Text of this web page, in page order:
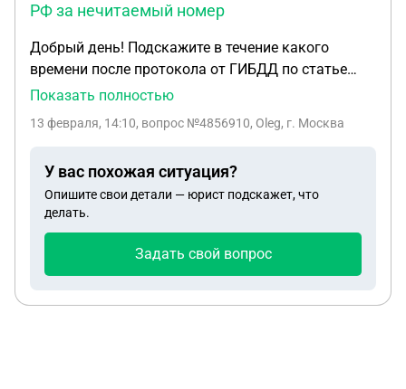
РФ за нечитаемый номер
Добрый день! Подскажите в течение какого
времени после протокола от ГИБДД по статье
12.2 часть 2 (номер был испачкан снегом)
по истечению которых меня наказать уже не
Показать полностью
13 февраля, 14:10, вопрос №4856910, Oleg, г. Москва
У вас похожая ситуация?
Опишите свои детали — юрист подскажет, что
делать.
Задать свой вопрос